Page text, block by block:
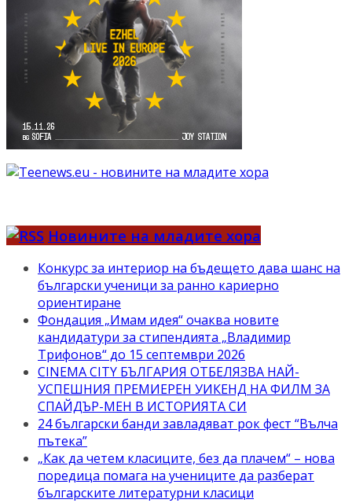
Новините на младите хора
Конкурс за интериор на бъдещето дава шанс на
български ученици за ранно кариерно
ориентиране
Фондация „Имам идея“ очаква новите
кандидатури за стипендията „Владимир
Трифонов“ до 15 септември 2026
CINEMA CITY БЪЛГАРИЯ ОТБЕЛЯЗВА НАЙ-
УСПЕШНИЯ ПРЕМИЕРЕН УИКЕНД НА ФИЛМ ЗА
СПАЙДЪР-МЕН В ИСТОРИЯТА СИ
24 български банди завладяват рок фест “Вълча
пътека”
„Как да четем класиците, без да плачем“ – нова
поредица помага на учениците да разберат
българските литературни класици